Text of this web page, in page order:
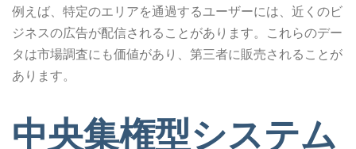
例えば、特定のエリアを通過するユーザーには、近くのビ
ジネスの広告が配信されることがあります。これらのデー
タは市場調査にも価値があり、第三者に販売されることが
あります。
中央集権型システム